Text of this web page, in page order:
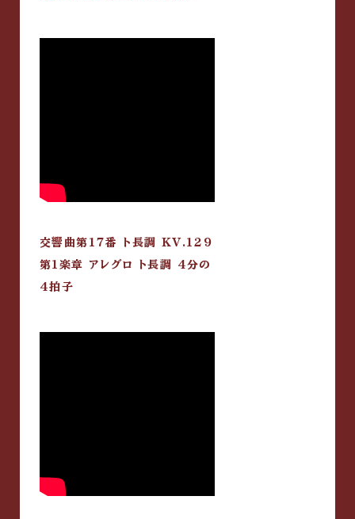
交響曲第17番 ト長調 KV.129
第1楽章 アレグロ ト長調 4分の
4拍子